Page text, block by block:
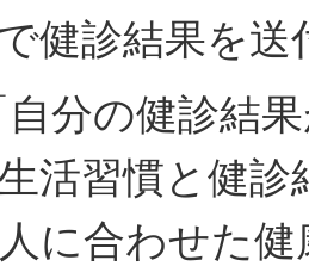
健診結果を送
自分の健診結
活習慣と健診
に合わせた